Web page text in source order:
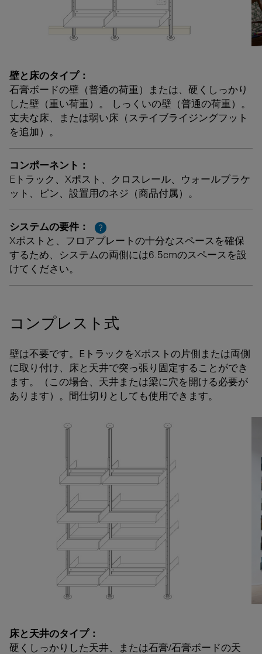
壁と床のタイプ：
石膏ボードの壁（普通の荷重）または、硬くしっかり
した壁（重い荷重）。 しっくいの壁（普通の荷重）。
丈夫な床、または弱い床（ステイブライジングフット
を追加）。
コンポーネント：
Eトラック、Xポスト、クロスレール、ウォールブラケ
ット、ピン、設置用のネジ（商品付属）。
システムの要件：
?
Xポストと、フロアプレートの十分なスペースを確保
するため、システムの両側には6.5cmのスペースを設
けてください。
コンプレスト式
壁は不要です。EトラックをXポストの片側または両側
に取り付け、床と天井で突っ張り固定することができ
ます。（この場合、天井または梁に穴を開ける必要が
あります）。間仕切りとしても使用できます。
床と天井のタイプ：
硬くしっかりした天井、または石膏/石膏ボードの天